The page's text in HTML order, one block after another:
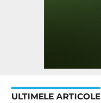
ULTIMELE ARTICOLE